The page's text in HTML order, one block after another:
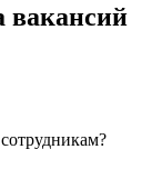
вакансий